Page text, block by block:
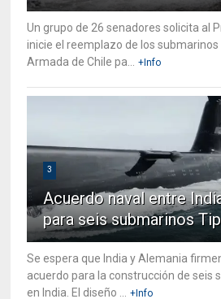
Un grupo de 26 senadores solicita al
inicie el reemplazo de los
Armada de Chile pa...
+Info
3
Acuerdo naval entre
para seis submarinos
Se espera que India y Alemania
acuerdo para la construcción de seis
en India. El diseño ...
+Info